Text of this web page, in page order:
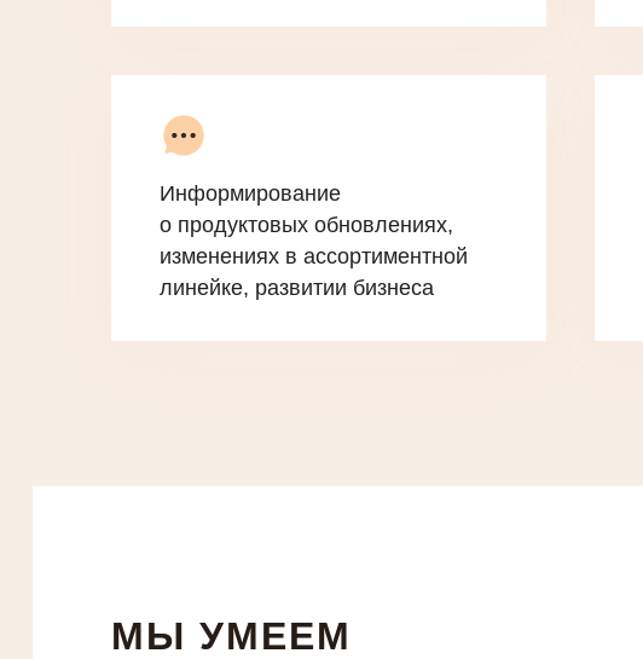
Информирование
о продуктовых обновлениях,
изменениях в ассортиментной
линейке, развитии бизнеса
МЫ УМЕЕМ